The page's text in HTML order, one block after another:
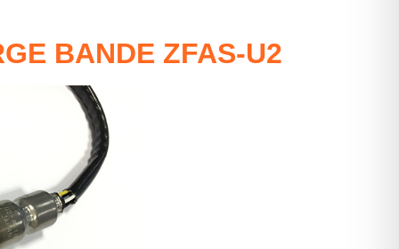
BANDE ZFAS-U2